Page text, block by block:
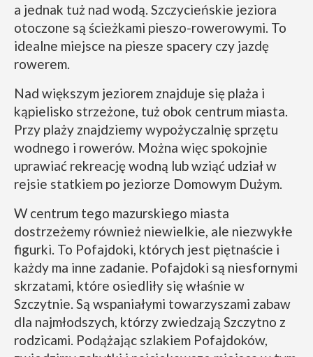
a jednak tuż nad wodą. Szczycieńskie jeziora
otoczone są ścieżkami pieszo-rowerowymi. To
idealne miejsce na piesze spacery czy jazdę
rowerem.
Nad większym jeziorem znajduje się plaża i
kąpielisko strzeżone, tuż obok centrum miasta.
Przy plaży znajdziemy wypożyczalnię sprzętu
wodnego i rowerów. Można więc spokojnie
uprawiać rekreację wodną lub wziąć udział w
rejsie statkiem po jeziorze Domowym Dużym.
W centrum tego mazurskiego miasta
dostrzeżemy również niewielkie, ale niezwykłe
figurki. To Pofajdoki, których jest piętnaście i
każdy ma inne zadanie. Pofajdoki są niesfornymi
skrzatami, które osiedliły się właśnie w
Szczytnie. Są wspaniałymi towarzyszami zabaw
dla najmłodszych, którzy zwiedzają Szczytno z
rodzicami. Podążając szlakiem Pofajdoków,